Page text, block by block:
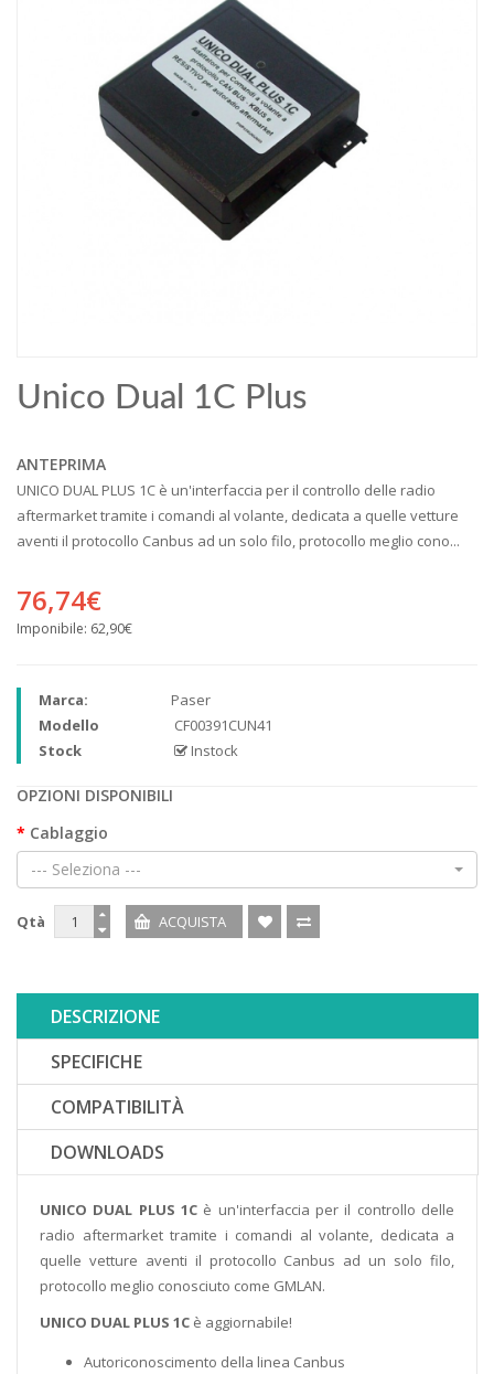
Unico Dual 1C Plus
ANTEPRIMA
UNICO DUAL PLUS 1C è un'interfaccia per il controllo delle radio
aftermarket tramite i comandi al volante, dedicata a quelle vetture
aventi il protocollo Canbus ad un solo filo, protocollo meglio cono...
76,74€
Imponibile: 62,90€
Marca:
Paser
Modello
CF00391CUN41
Stock
Instock
OPZIONI DISPONIBILI
Cablaggio
--- Seleziona ---
Qtà
DESCRIZIONE
SPECIFICHE
COMPATIBILITÀ
DOWNLOADS
UNICO DUAL PLUS 1C è un'interfaccia per il controllo delle
radio aftermarket tramite i comandi al volante, dedicata a
quelle vetture aventi il protocollo Canbus ad un solo filo,
protocollo meglio conosciuto come GMLAN.
UNICO DUAL PLUS 1C è aggiornabile!
Autoriconoscimento della linea Canbus